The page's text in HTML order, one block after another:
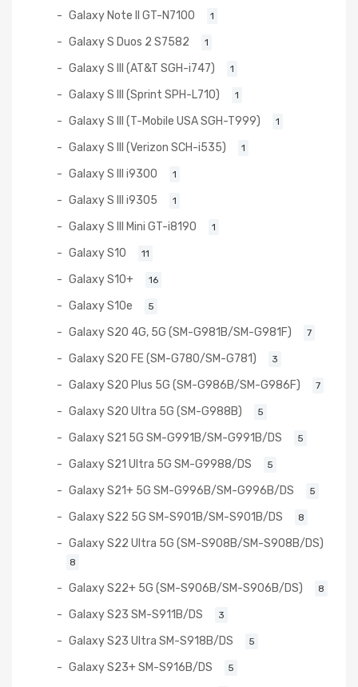
Galaxy Note II GT-N7100 1
Galaxy S Duos 2 S7582 1
Galaxy S III (AT&T SGH-i747) 1
Galaxy S III (Sprint SPH-L710) 1
Galaxy S III (T-Mobile USA SGH-T999) 1
Galaxy S III (Verizon SCH-i535) 1
Galaxy S III i9300 1
Galaxy S III i9305 1
Galaxy S III Mini GT-i8190 1
Galaxy S10 11
Galaxy S10+ 16
Galaxy S10e 5
Galaxy S20 4G, 5G (SM-G981B/SM-G981F) 7
Galaxy S20 FE (SM-G780/SM-G781) 3
Galaxy S20 Plus 5G (SM-G986B/SM-G986F) 7
Galaxy S20 Ultra 5G (SM-G988B) 5
Galaxy S21 5G SM-G991B/SM-G991B/DS 5
Galaxy S21 Ultra 5G SM-G9988/DS 5
Galaxy S21+ 5G SM-G996B/SM-G996B/DS 5
Galaxy S22 5G SM-S901B/SM-S901B/DS 8
Galaxy S22 Ultra 5G (SM-S908B/SM-S908B/DS)
8
Galaxy S22+ 5G (SM-S906B/SM-S906B/DS) 8
Galaxy S23 SM-S911B/DS 3
Galaxy S23 Ultra SM-S918B/DS 5
Galaxy S23+ SM-S916B/DS 5